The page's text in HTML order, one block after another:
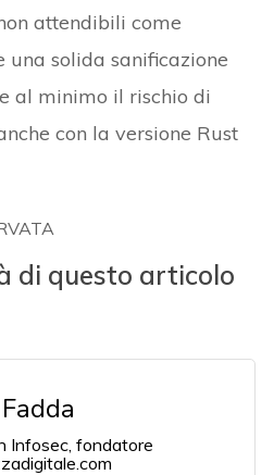
attendibili come
solida sanificazione
al minimo il rischio di
con la versione Rust
di questo articolo
Infosec, fondatore